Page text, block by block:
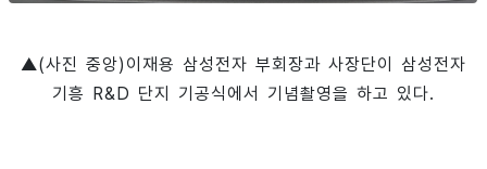
▲(사진 중앙)이재용 삼성전자 부회장과 사장단이 삼성전자
기흥 R&D 단지 기공식에서 기념촬영을 하고 있다.